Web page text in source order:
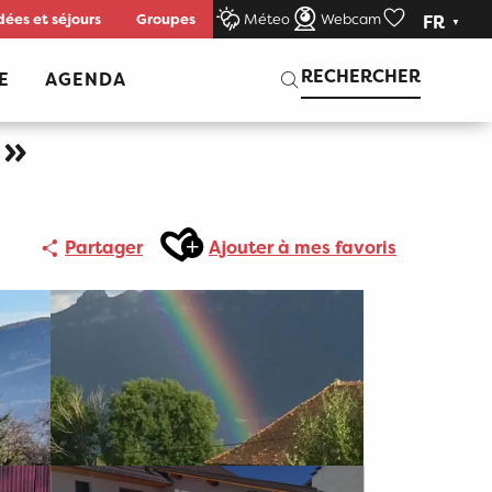
et séjours Groupes Méteo Webcam FR
AGENDA RECHERCHER
Recherche
Partager
Ajouter aux favoris
Ajouter à mes favoris